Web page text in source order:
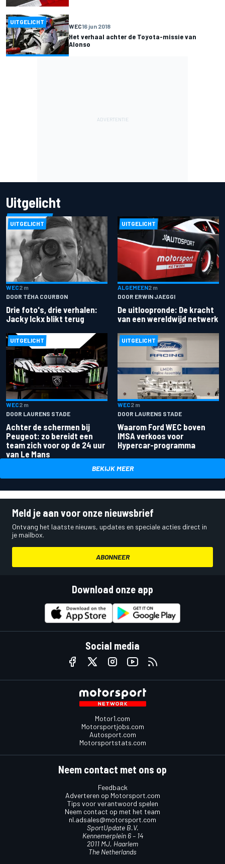
UITGELICHT
WEC16 jun 2018
Het verhaal achter de Toyota-missie van
Alonso
Uitgelicht
UITGELICHT
WEC2 m
DOOR TÉHA COURBON
Drie foto's, drie verhalen:
Jacky Ickx blikt terug
UITGELICHT
ALGEMEEN2 m
DOOR ERWIN JAEGGI
De uitloopronde: De kracht
van een wereldwijd netwerk
UITGELICHT
WEC2 m
DOOR LAURENS STADE
Achter de schermen bij
Peugeot: zo bereidt een
team zich voor op de 24 uur
van Le Mans
UITGELICHT
WEC2 m
DOOR LAURENS STADE
Waarom Ford WEC boven
IMSA verkoos voor
Hypercar-programma
BEKIJK MEER
Meld je aan voor onze nieuwsbrief
Ontvang het laatste nieuws, updates en speciale acties direct in
je mailbox.
ABONNEER
Download onze app
Social media
Motor1.com
Motorsportjobs.com
Autosport.com
Motorsportstats.com
Neem contact met ons op
Feedback
Adverteren op Motorsport.com
Tips voor verantwoord spelen
Neem contact op met het team
nl.adsales@motorsport.com
SportUpdate B.V.
Kennemerplein 6 – 14
2011 MJ, Haarlem
The Netherlands